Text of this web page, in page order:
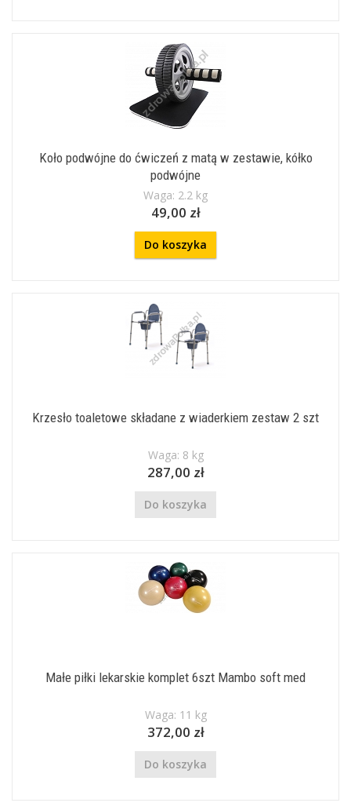
Koło podwójne do ćwiczeń z matą w zestawie, kółko
podwójne
Waga: 2.2 kg
49,00 zł
Do koszyka
Krzesło toaletowe składane z wiaderkiem zestaw 2 szt
Waga: 8 kg
287,00 zł
Do koszyka
Małe piłki lekarskie komplet 6szt Mambo soft med
Waga: 11 kg
372,00 zł
Do koszyka